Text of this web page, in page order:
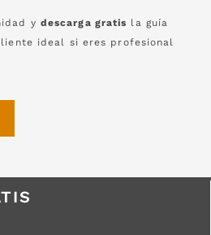
y descarga gratis la guía
ideal si eres profesional